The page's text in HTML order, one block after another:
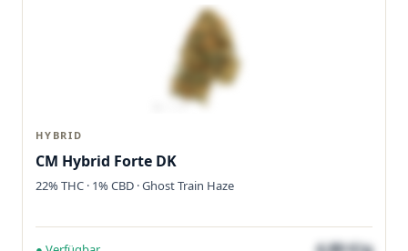
HYBRID
CM Hybrid Forte DK
22% THC · 1% CBD · Ghost Train Haze